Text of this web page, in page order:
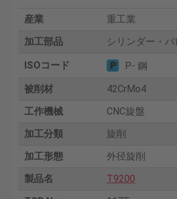
産業
重工業
加工部品
シリンダー・バ
ISOコード
P- 鋼
被削材
42CrMo4
工作機械
CNC旋盤
加工分類
旋削
加工形態
外径旋削
製品名
T9200